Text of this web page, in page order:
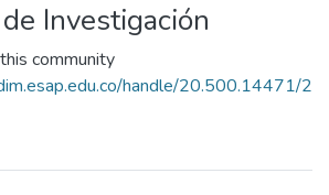
Investigación
community
handle/20.500.14471/2